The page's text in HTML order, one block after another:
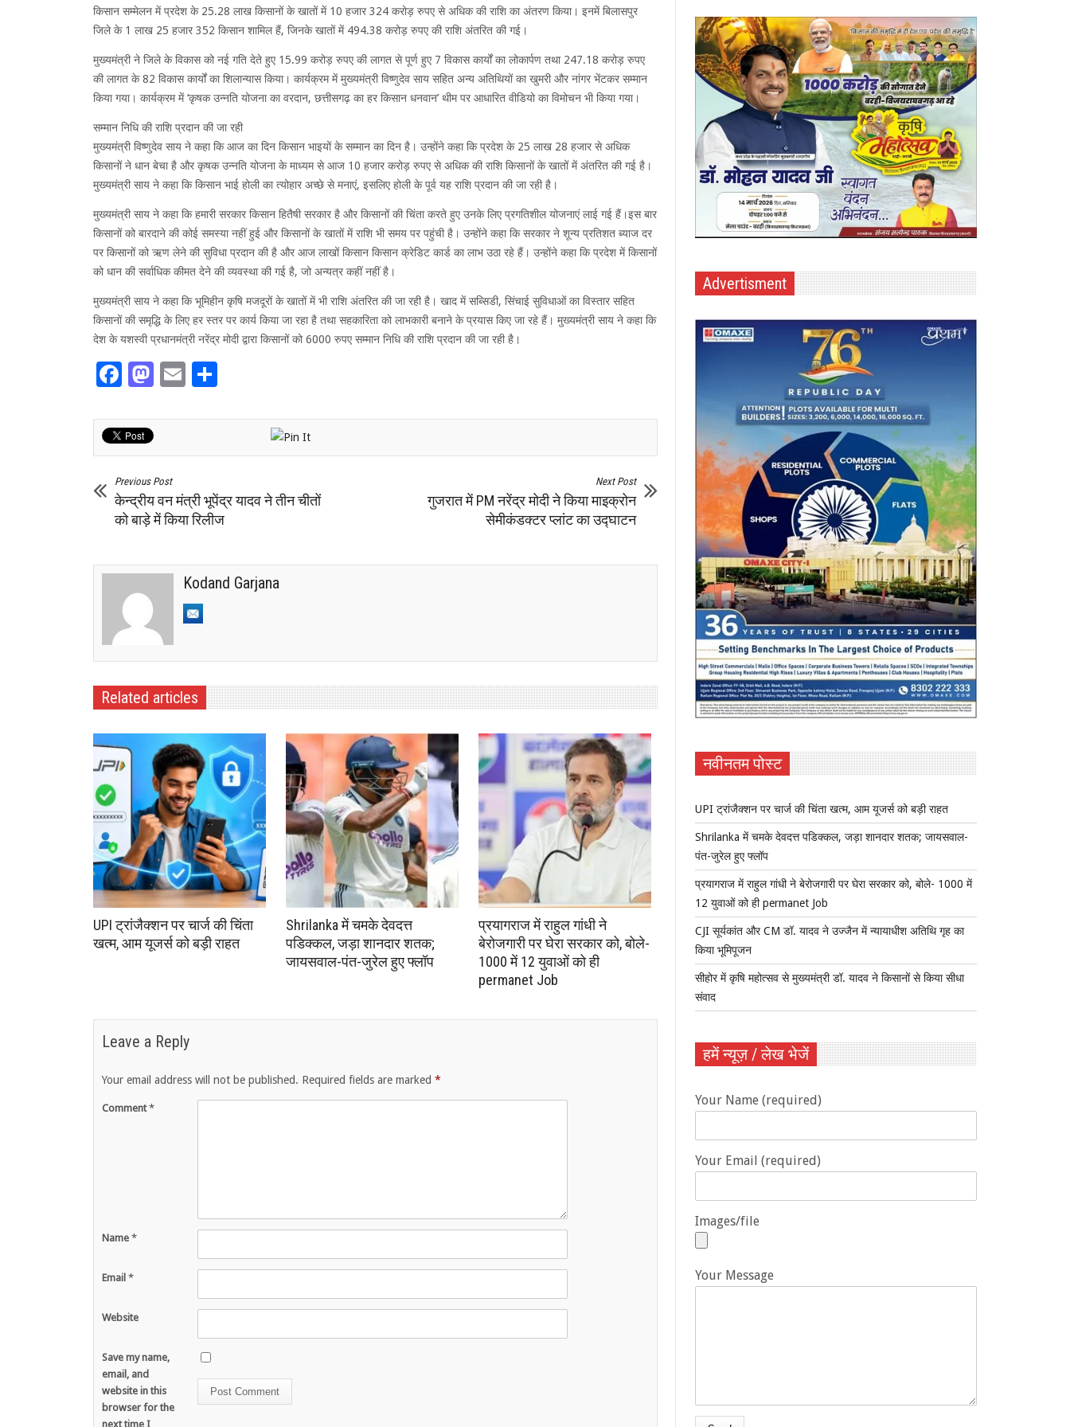
किसान सम्मेलन में प्रदेश के 25.28 लाख किसानों के खातों में 10 हजार 324 करोड़ रुपए से अधिक की राशि का अंतरण किया। इनमें बिलासपुर
जिले के 1 लाख 25 हजार 352 किसान शामिल हैं, जिनके खातों में 494.38 करोड़ रुपए की राशि अंतरित की गई।
मुख्यमंत्री ने जिले के विकास को नई गति देते हुए 15.99 करोड़ रुपए की लागत से पूर्ण हुए 7 विकास कार्यों का लोकार्पण तथा 247.18 करोड़ रुपए
की लागत के 82 विकास कार्यों का शिलान्यास किया। कार्यक्रम में मुख्यमंत्री विष्णुदेव साय सहित अन्य अतिथियों का खुमरी और नांगर भेंटकर सम्मान
किया गया। कार्यक्रम में ‘कृषक उन्नति योजना का वरदान, छत्तीसगढ़ का हर किसान धनवान’ थीम पर आधारित वीडियो का विमोचन भी किया गया।
सम्मान निधि की राशि प्रदान की जा रही
मुख्यमंत्री विष्णुदेव साय ने कहा कि आज का दिन किसान भाइयों के सम्मान का दिन है। उन्होंने कहा कि प्रदेश के 25 लाख 28 हजार से अधिक
किसानों ने धान बेचा है और कृषक उन्नति योजना के माध्यम से आज 10 हजार करोड़ रुपए से अधिक की राशि किसानों के खातों में अंतरित की गई है।
मुख्यमंत्री साय ने कहा कि किसान भाई होली का त्योहार अच्छे से मनाएं, इसलिए होली के पूर्व यह राशि प्रदान की जा रही है।
मुख्यमंत्री साय ने कहा कि हमारी सरकार किसान हितैषी सरकार है और किसानों की चिंता करते हुए उनके लिए प्रगतिशील योजनाएं लाई गई हैं।इस बार
किसानों को बारदाने की कोई समस्या नहीं हुई और किसानों के खातों में राशि भी समय पर पहुंची है। उन्होंने कहा कि सरकार ने शून्य प्रतिशत ब्याज दर
पर किसानों को ऋण लेने की सुविधा प्रदान की है और आज लाखों किसान किसान क्रेडिट कार्ड का लाभ उठा रहे हैं। उन्होंने कहा कि प्रदेश में किसानों
को धान की सर्वाधिक कीमत देने की व्यवस्था की गई है, जो अन्यत्र कहीं नहीं है।
मुख्यमंत्री साय ने कहा कि भूमिहीन कृषि मजदूरों के खातों में भी राशि अंतरित की जा रही है। खाद में सब्सिडी, सिंचाई सुविधाओं का विस्तार सहित
किसानों की समृद्धि के लिए हर स्तर पर कार्य किया जा रहा है तथा सहकारिता को लाभकारी बनाने के प्रयास किए जा रहे हैं। मुख्यमंत्री साय ने कहा कि
देश के यशस्वी प्रधानमंत्री नरेंद्र मोदी द्वारा किसानों को 6000 रुपए सम्मान निधि की राशि प्रदान की जा रही है।
Facebook
Mastodon
Email
Previous Post
केन्द्रीय वन मंत्री भूपेंद्र यादव ने तीन चीतों
को बाड़े में किया रिलीज
Next Post
गुजरात में PM नरेंद्र मोदी ने किया माइक्रोन
सेमीकंडक्टर प्लांट का उद्घाटन
Kodand Garjana
Related articles
UPI ट्रांजैक्शन पर चार्ज की चिंता
खत्म, आम यूजर्स को बड़ी राहत
Shrilanka में चमके देवदत्त
पडिक्कल, जड़ा शानदार शतक;
जायसवाल-पंत-जुरेल हुए फ्लॉप
प्रयागराज में राहुल गांधी ने
बेरोजगारी पर घेरा सरकार को, बोले-
1000 में 12 युवाओं को ही
permanet Job
Leave a Reply
Your email address will not be published. Required fields are marked *
Comment*
Name *
Email *
Website
Save my name,
email, and
website in this
browser for the
next time I
Advertisment
नवीनतम पोस्ट
UPI ट्रांजैक्शन पर चार्ज की चिंता खत्म, आम यूजर्स को बड़ी राहत
Shrilanka में चमके देवदत्त पडिक्कल, जड़ा शानदार शतक; जायसवाल-
पंत-जुरेल हुए फ्लॉप
प्रयागराज में राहुल गांधी ने बेरोजगारी पर घेरा सरकार को, बोले- 1000 में
12 युवाओं को ही permanet Job
CJI सूर्यकांत और CM डॉ. यादव ने उज्जैन में न्यायाधीश अतिथि गृह का
किया भूमिपूजन
सीहोर में कृषि महोत्सव से मुख्यमंत्री डॉ. यादव ने किसानों से किया सीधा
संवाद
हमें न्यूज़ / लेख भेजें
Your Name (required)
Your Email (required)
Images/file
Your Message